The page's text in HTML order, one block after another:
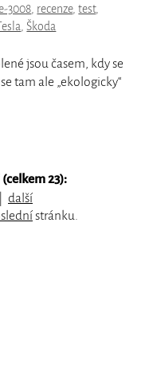
3008, recenze,test,
,Škoda
jsou časem, kdy se
tam ale „ekologicky“
(celkem 23):
další
stránku.